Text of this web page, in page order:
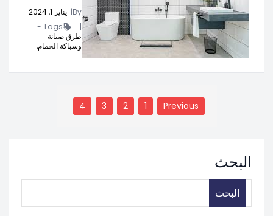
By
| يناير 1, 2024
|
Tags -
طرق صيانة
وسباكة الحمام,
صفحات
Previous
1
2
3
4
البحث
البحث